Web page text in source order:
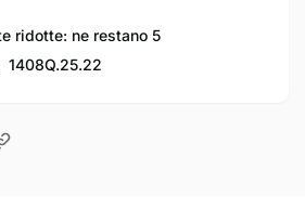
ridotte: ne restano 5
1408Q.25.22